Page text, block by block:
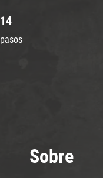
14
pasos
14 pasos
Sobre